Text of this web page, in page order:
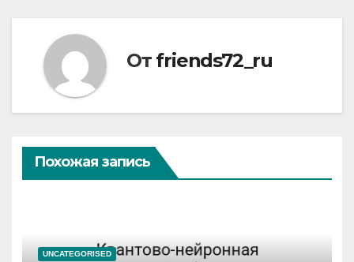
От friends72_ru
Похожая запись
UNCATEGORISED